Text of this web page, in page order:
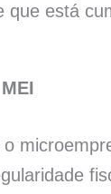
que está